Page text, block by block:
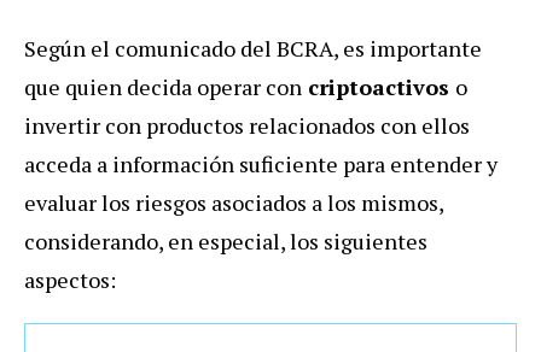
Según el comunicado del BCRA, es importante
que quien decida operar con criptoactivos o
invertir con productos relacionados con ellos
acceda a información suficiente para entender y
evaluar los riesgos asociados a los mismos,
considerando, en especial, los siguientes
aspectos: